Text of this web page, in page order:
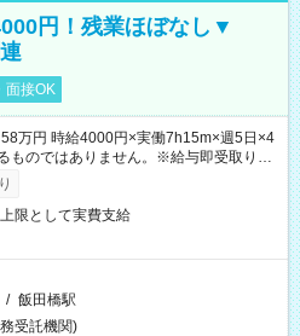
円！残業ほぼなし▼
面接OK
万円 時給4000円×実働7h15m×週5日×4
ものではありません。※給与即受取りサ
有）
限として実費支給
/ 飯田橋駅
受託機関)